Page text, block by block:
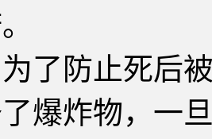
防止死后被
爆炸物，一